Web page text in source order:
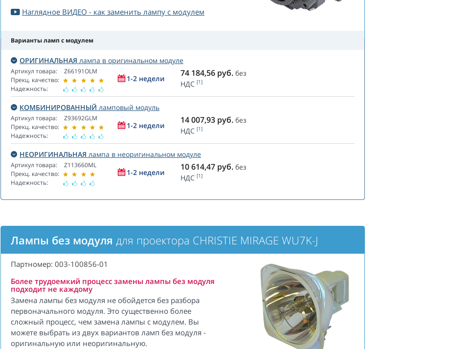
Наглядное ВИДЕО - как заменить лампу с модулем
Варианты ламп с модулем
ОРИГИНАЛЬНАЯ лампа в оригинальном модуле
Артикул товара:
Прекц. качество:
Надежность:
Z66191OLM
1-2 недели
74 184,56 руб. без
НДС [1]
КОМБИНИРОВАННЫЙ ламповый модуль
Артикул товара:
Прекц. качество:
Надежность:
Z93692GLM
1-2 недели
14 007,93 руб. без
НДС [1]
НЕОРИГИНАЛЬНАЯ лампа в неоригинальном модуле
Артикул товара:
Прекц. качество:
Надежность:
Z113660ML
1-2 недели
10 614,47 руб. без
НДС [1]
Лампы без модуля для проектора CHRISTIE MIRAGE WU7K-J
Партномер: 003-100856-01
Более трудоемкий процесс замены лампы без модуля
подходит не каждому
Замена лампы без модуля не обойдется без разбора
первоначального модуля. Это существенно более
сложный процесс, чем замена лампы с модулем. Вы
можете выбрать из двух вариантов ламп без модуля -
оригинальную или неоригинальную.